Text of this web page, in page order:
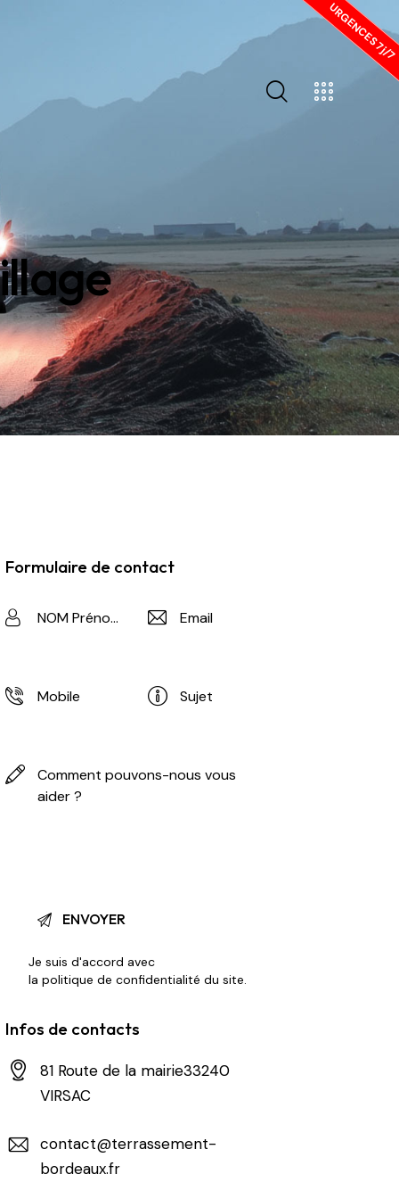
Formulaire de contact
Je suis d'accord avec
la politique de confidentialité du site.
Infos de contacts
81 Route de la mairie33240
VIRSAC
contact@terrassement-
bordeaux.fr
URGENCES 7j/7